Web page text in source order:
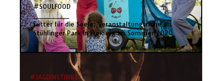
#SOULFOOD
_________
Futter für die Seele: Veranstaltungsreihe im
Stühlinger Park in Freiburg im Sommer 2020
#JAGDINSTINKT